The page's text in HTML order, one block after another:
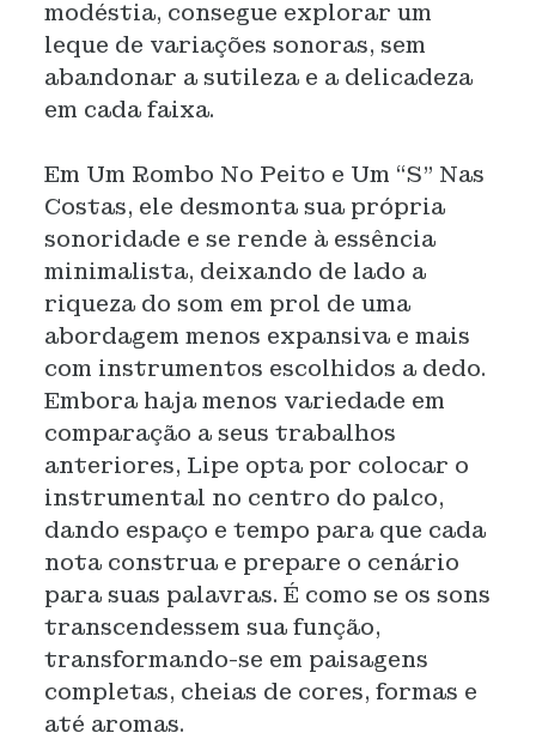
modéstia, consegue explorar um
leque de variações sonoras, sem
abandonar a sutileza e a delicadeza
em cada faixa.
Em Um Rombo No Peito e Um “S” Nas
Costas, ele desmonta sua própria
sonoridade e se rende à essência
minimalista, deixando de lado a
riqueza do som em prol de uma
abordagem menos expansiva e mais
com instrumentos escolhidos a dedo.
Embora haja menos variedade em
comparação a seus trabalhos
anteriores, Lipe opta por colocar o
instrumental no centro do palco,
dando espaço e tempo para que cada
nota construa e prepare o cenário
para suas palavras. É como se os sons
transcendessem sua função,
transformando-se em paisagens
completas, cheias de cores, formas e
até aromas.